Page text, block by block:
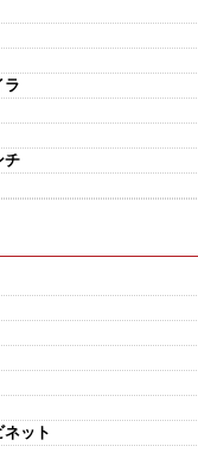
ラ
チ
ット